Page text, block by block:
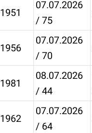
1951
07.07.2026
/ 75
1956
07.07.2026
/ 70
1981
08.07.2026
/ 44
1962
07.07.2026
/ 64